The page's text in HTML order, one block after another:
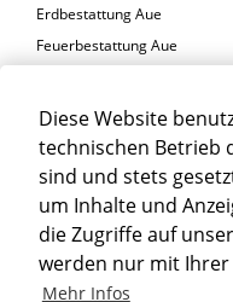
Diese Website
technischen Betrieb
sind und stets
um Inhalte und
die Zugriffe auf
werden nur mit
Mehr Infos
Erdbestattung Aue
Feuerbestattung Aue
BESTATTER AUE
Trauerfeier Aue
Trauerbegleitung Aue
Beisetzung Aue
TRAUERFALL AUE